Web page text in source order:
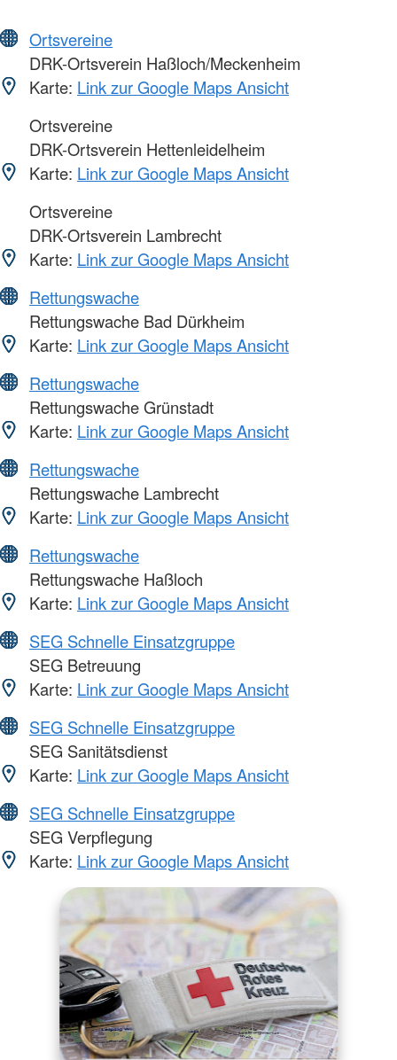
Ortsvereine
DRK-Ortsverein Haßloch/Meckenheim
Karte: Link zur Google Maps Ansicht
Ortsvereine
DRK-Ortsverein Hettenleidelheim
Karte: Link zur Google Maps Ansicht
Ortsvereine
DRK-Ortsverein Lambrecht
Karte: Link zur Google Maps Ansicht
Rettungswache
Rettungswache Bad Dürkheim
Karte: Link zur Google Maps Ansicht
Rettungswache
Rettungswache Grünstadt
Karte: Link zur Google Maps Ansicht
Rettungswache
Rettungswache Lambrecht
Karte: Link zur Google Maps Ansicht
Rettungswache
Rettungswache Haßloch
Karte: Link zur Google Maps Ansicht
SEG Schnelle Einsatzgruppe
SEG Betreuung
Karte: Link zur Google Maps Ansicht
SEG Schnelle Einsatzgruppe
SEG Sanitätsdienst
Karte: Link zur Google Maps Ansicht
SEG Schnelle Einsatzgruppe
SEG Verpflegung
Karte: Link zur Google Maps Ansicht